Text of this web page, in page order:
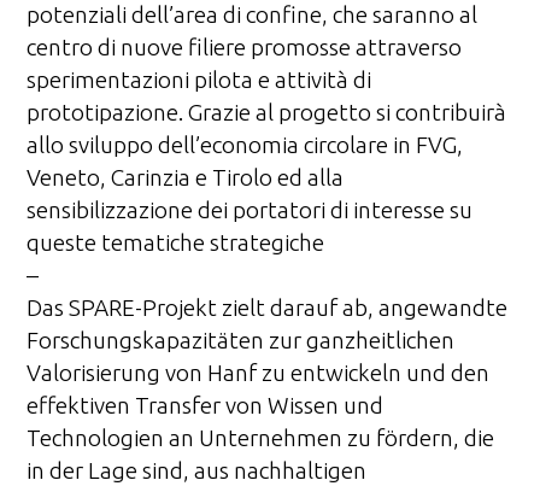
potenziali dell’area di confine, che saranno al
centro di nuove filiere promosse attraverso
sperimentazioni pilota e attività di
prototipazione. Grazie al progetto si contribuirà
allo sviluppo dell’economia circolare in FVG,
Veneto, Carinzia e Tirolo ed alla
sensibilizzazione dei portatori di interesse su
queste tematiche strategiche
–
Das SPARE-Projekt zielt darauf ab, angewandte
Forschungskapazitäten zur ganzheitlichen
Valorisierung von Hanf zu entwickeln und den
effektiven Transfer von Wissen und
Technologien an Unternehmen zu fördern, die
in der Lage sind, aus nachhaltigen